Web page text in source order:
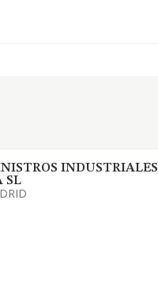
INDUSTRIALES
SL